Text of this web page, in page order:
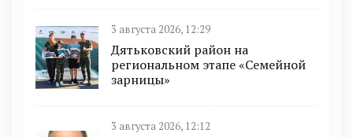
3 августа 2026, 12:29
Дятьковский район на
региональном этапе «Семейной
зарницы»
3 августа 2026, 12:12